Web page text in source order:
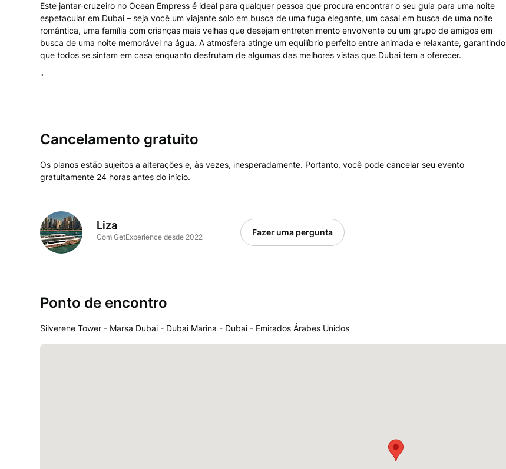
Este jantar-cruzeiro no Ocean Empress é ideal para qualquer pessoa que procura encontrar o seu guia para uma noite
espetacular em Dubai – seja você um viajante solo em busca de uma fuga elegante, um casal em busca de uma noite
romântica, uma família com crianças mais velhas que desejam entretenimento envolvente ou um grupo de amigos em
busca de uma noite memorável na água. A atmosfera atinge um equilíbrio perfeito entre animada e relaxante, garantindo
que todos se sintam em casa enquanto desfrutam de algumas das melhores vistas que Dubai tem a oferecer.
"
Cancelamento gratuito
Os planos estão sujeitos a alterações e, às vezes, inesperadamente. Portanto, você pode cancelar seu evento
gratuitamente 24 horas antes do início.
Liza
Com GetExperience desde 2022 Fazer uma pergunta
Ponto de encontro
Silverene Tower - Marsa Dubai - Dubai Marina - Dubai - Emirados Árabes Unidos